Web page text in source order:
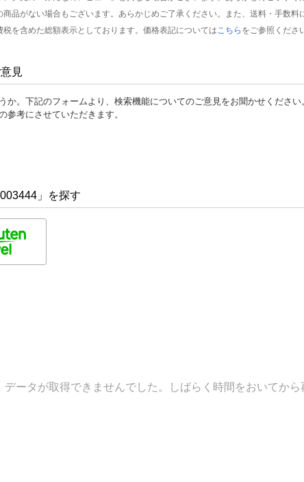
品がない場合もございます。あらかじめご了承ください。また、送料・手数料
を含めた総額表示としております。価格表記については こちら をご参照くださ
見
か。下記のフォームより、検索機能についてのご意見をお聞かせください
参考にさせていただきます。
」を探す
データが取得できませんでした。しばらく時間をおいてから